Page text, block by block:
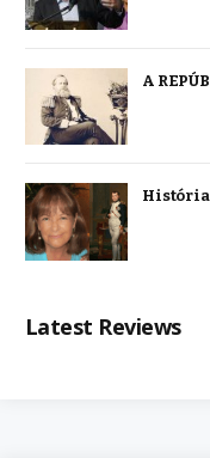
A
Latest Reviews